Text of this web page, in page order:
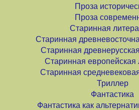
Проза
Проза
Старинная
Старинная
Старинная
Старинная европейская
Старинная
Триллер
Фантастика
Фантастика как